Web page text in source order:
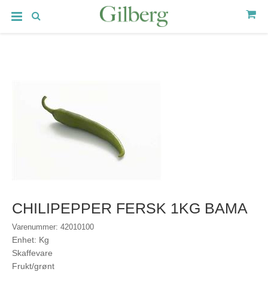
CHILIPEPPER FERSK 1KG BAMA
Varenummer: 42010100
Enhet: Kg
Skaffevare
Frukt/grønt